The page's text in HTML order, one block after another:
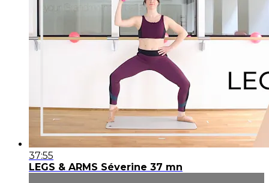
37:55
LEGS & ARMS Séverine 37 mn